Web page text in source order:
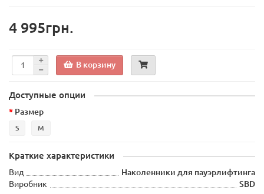
4 995грн.
В корзину
Доступные опции
Размер
S M
Краткие характеристики
Вид
Наколенники для пауэрлифтинга
Виробник
SBD